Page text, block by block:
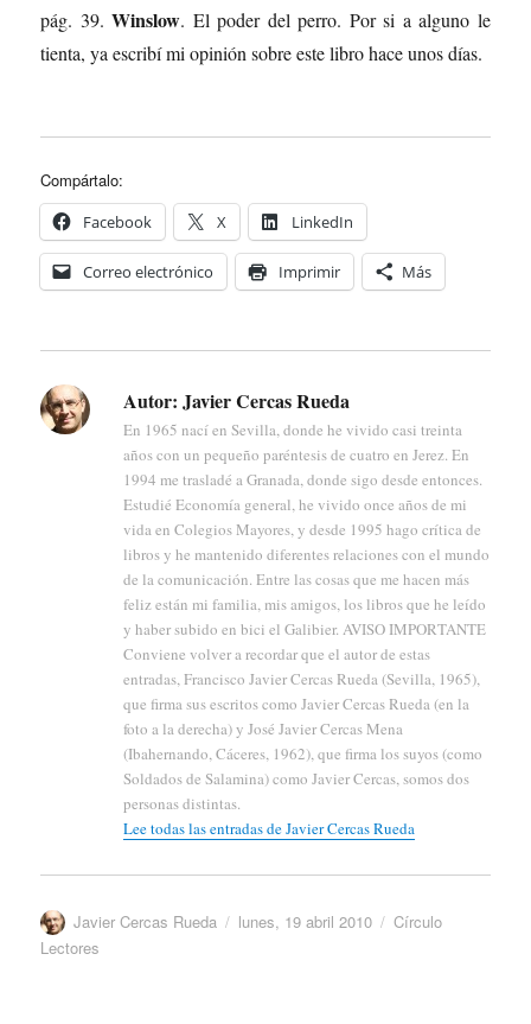
pág. 39.Winslow. El poder del perro. Por si a alguno le
tienta, ya escribí mi opinión sobre este libro hace unos días.
Compártalo:
Facebook X LinkedIn
Correo electrónico Imprimir Más
Autor: Javier Cercas Rueda
En 1965 nací en Sevilla, donde he vivido casi treinta
años con un pequeño paréntesis de cuatro en Jerez. En
1994 me trasladé a Granada, donde sigo desde entonces.
Estudié Economía general, he vivido once años de mi
vida en Colegios Mayores, y desde 1995 hago crítica de
libros y he mantenido diferentes relaciones con el mundo
de la comunicación. Entre las cosas que me hacen más
feliz están mi familia, mis amigos, los libros que he leído
y haber subido en bici el Galibier. AVISO IMPORTANTE
Conviene volver a recordar que el autor de estas
entradas, Francisco Javier Cercas Rueda (Sevilla, 1965),
que firma sus escritos como Javier Cercas Rueda (en la
foto a la derecha) y José Javier Cercas Mena
(Ibahernando, Cáceres, 1962), que firma los suyos (como
Soldados de Salamina) como Javier Cercas, somos dos
personas distintas.
Lee todas las entradas de Javier Cercas Rueda
Autor
Javier Cercas Rueda
Publicado
lunes, 19 abril 2010 Categorías
Círculo
Lectores